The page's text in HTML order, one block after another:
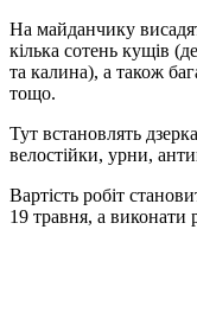
На майданчику
кілька сотень кущів
та калина), а також
тощо.
Тут встановлять
велостійки, урни,
Вартість робіт
19 травня, а виконати